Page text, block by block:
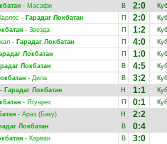
- Масафи В 2:0
- Гарадаг Локбатан П 2:0
- Звезда П 1:2
- Гарадаг Локбатан П 4:0
Локбатан П 1:0
Локбатан В 4:5
- Дила В 3:2
Гарадаг Локбатан Н 1:1
- Ягуарес П 0:1
- Араз (Баку) Н 2:2
Локбатан В 0:4
- Карван В 3:0